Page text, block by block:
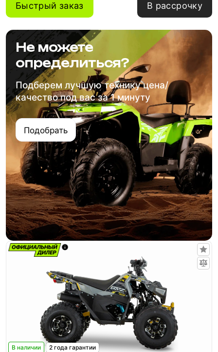
Быстрый заказ В рассрочку
Не можете
определиться?
Подберем лучшую технику цена/
качество под вас за 1 минуту
Подобрать
В наличии 2 года гарантии